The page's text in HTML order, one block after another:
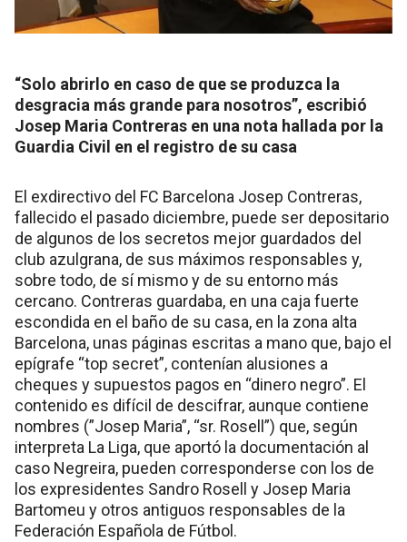
“Solo abrirlo en caso de que se produzca la
desgracia más grande para nosotros”, escribió
Josep Maria Contreras en una nota hallada por la
Guardia Civil en el registro de su casa
El exdirectivo del FC Barcelona Josep Contreras,
fallecido el pasado diciembre, puede ser depositario
de algunos de los secretos mejor guardados del
club azulgrana, de sus máximos responsables y,
sobre todo, de sí mismo y de su entorno más
cercano. Contreras guardaba, en una caja fuerte
escondida en el baño de su casa, en la zona alta
Barcelona, unas páginas escritas a mano que, bajo el
epígrafe “top secret”, contenían alusiones a
cheques y supuestos pagos en “dinero negro”. El
contenido es difícil de descifrar, aunque contiene
nombres (”Josep Maria”, “sr. Rosell”) que, según
interpreta La Liga, que aportó la documentación al
caso Negreira, pueden corresponderse con los de
los expresidentes Sandro Rosell y Josep Maria
Bartomeu y otros antiguos responsables de la
Federación Española de Fútbol.